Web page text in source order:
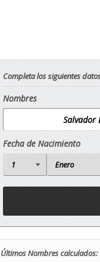
Completa los siguientes
Nombres
Fecha de Nacimiento
Últimos Nombres calculados: